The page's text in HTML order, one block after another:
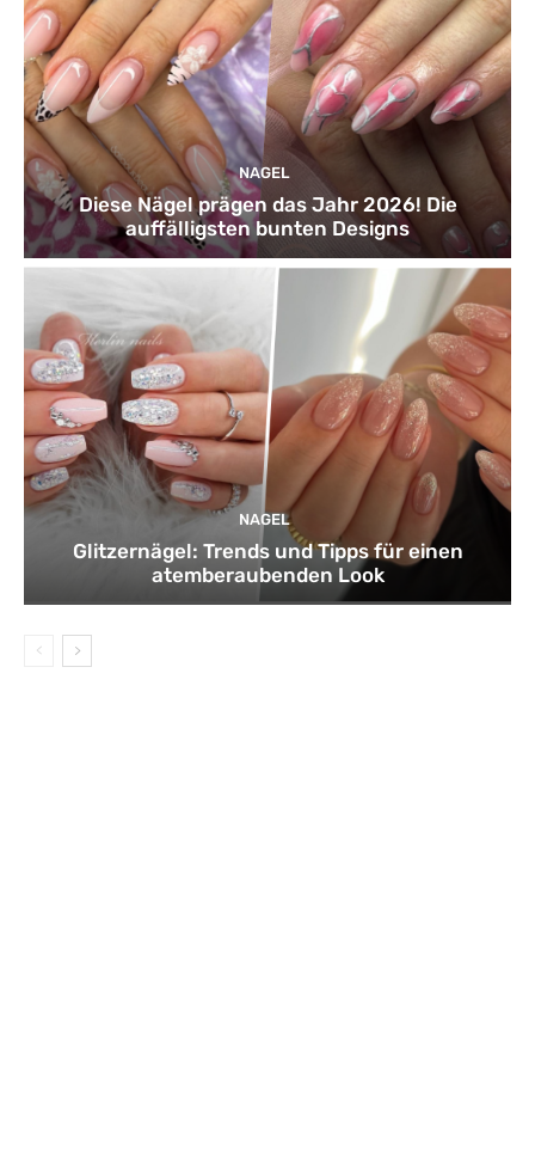
NAGEL
Diese Nägel prägen das Jahr 2026! Die
auffälligsten bunten Designs
NAGEL
Glitzernägel: Trends und Tipps für einen
atemberaubenden Look